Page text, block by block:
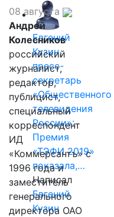
Евгений
Кузин,
пресс-
секретарь
«Общественного
телевидения
России»:
Премия
«ТЭФИ 2019»
показала,…
Написал
Евгений
Кузин
08 августа
Андрей
Колесников
российский
журналист,
редактор,
публицист,
специальный
корреспондент
ИД
«Коммерсантъ» с
1996 года и
заместитель
генерального
директора ОАО